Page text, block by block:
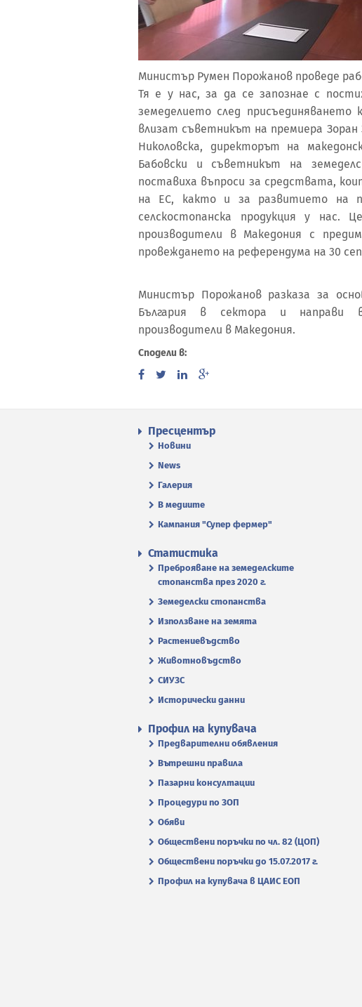
Министър Румен Порожанов проведе
Тя е у нас, за да се запознае с
земеделието след присъединяването
влизат съветникът на премиера Зоран
Николовска, директорът на
Бабовски и съветникът на
поставиха въпроси за средствата,
на ЕС, както и за развитието на
селскостопанска продукция у нас.
производители в Македония с
провеждането на референдума на 30
Министър Порожанов разказа за
България в сектора и направи
производители в Македония.
Сподели в:
Пресцентър
Новини
News
Галерия
В медиите
Кампания "Супер фермер"
Статистика
Преброяване на земеделските
стопанства през 2020 г.
Земеделски стопанства
Използване на земята
Растениевъдство
Животновъдство
СИУЗС
Исторически данни
Профил на купувача
Предварителни обявления
Вътрешни правила
Пазарни консултации
Процедури по ЗОП
Обяви
Обществени поръчки по чл. 82 (ЦОП)
Обществени поръчки до 15.07.2017 г.
Профил на купувача в ЦАИС ЕОП